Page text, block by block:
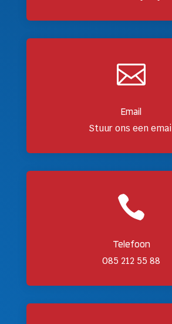

Email
Stuur ons een email

Telefoon
085 212 55 88